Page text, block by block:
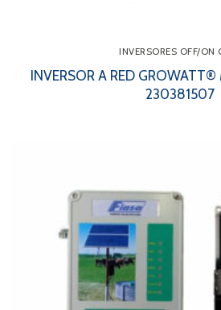
INVERSORES OFF/ON
INVERSOR A RED
230381507